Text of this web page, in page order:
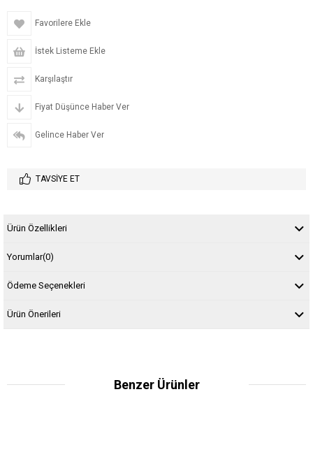
Favorilere Ekle
İstek Listeme Ekle
Karşılaştır
Fiyat Düşünce Haber Ver
Gelince Haber Ver
TAVSIYE ET
Ürün Özellikleri
Yorumlar(0)
Ödeme Seçenekleri
Ürün Önerileri
Benzer Ürünler